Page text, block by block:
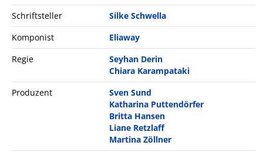
Schriftsteller
Silke Schwella
Komponist
Eliaway
Regie
Seyhan Derin
Chiara Karampataki
Produzent
Sven Sund
Katharina Puttendörfer
Britta Hansen
Liane Retzlaff
Martina Zöllner